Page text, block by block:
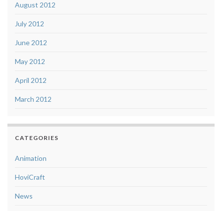
August 2012
July 2012
June 2012
May 2012
April 2012
March 2012
CATEGORIES
Animation
HoviCraft
News